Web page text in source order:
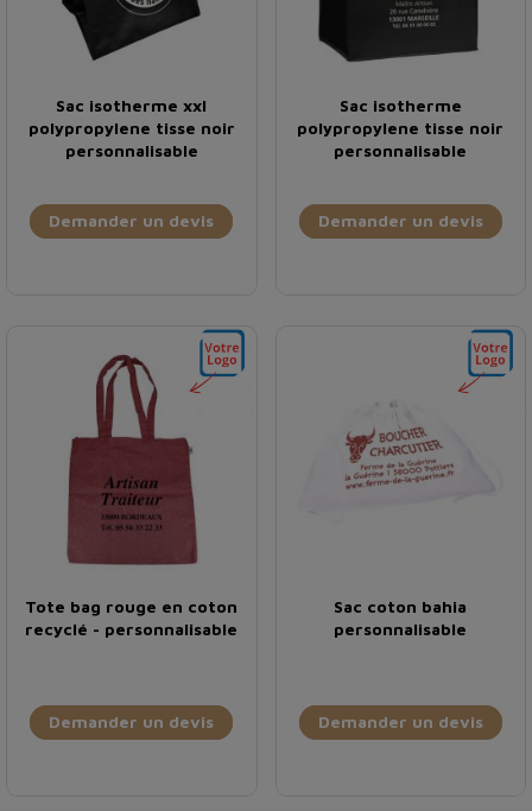
Sac isotherme xxl
polypropylene tisse noir
personnalisable
Demander un devis
Sac isotherme
polypropylene tisse noir
personnalisable
Demander un devis
Tote bag rouge en coton
recyclé - personnalisable
Demander un devis
Sac coton bahia
personnalisable
Demander un devis